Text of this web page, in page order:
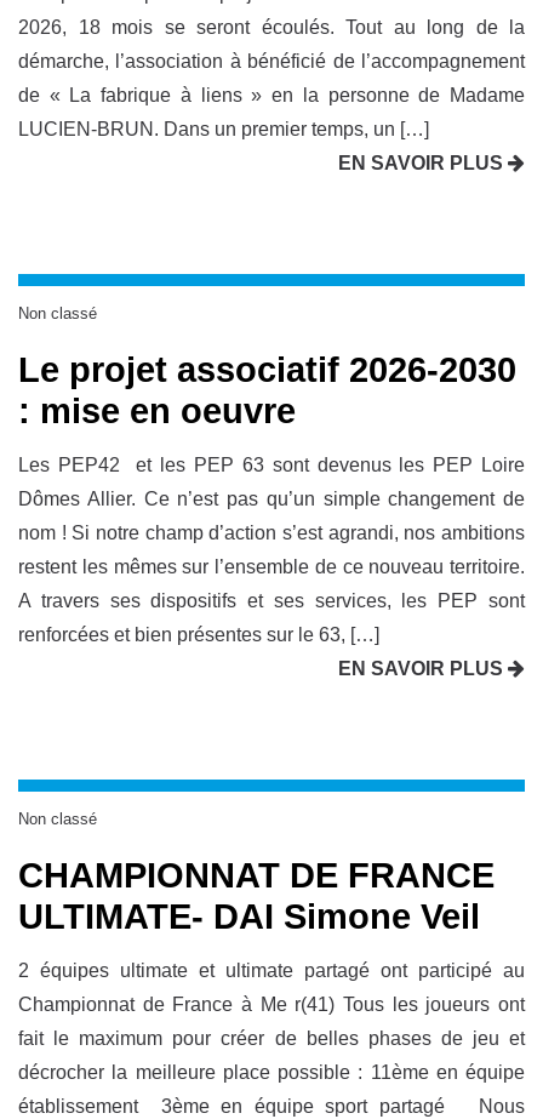
2026, 18 mois se seront écoulés. Tout au long de la
démarche, l’association à bénéficié de l’accompagnement
de « La fabrique à liens » en la personne de Madame
LUCIEN-BRUN. Dans un premier temps, un […]
EN SAVOIR PLUS
Non classé
Le projet associatif 2026-2030
: mise en oeuvre
Les PEP42 et les PEP 63 sont devenus les PEP Loire
Dômes Allier. Ce n’est pas qu’un simple changement de
nom ! Si notre champ d’action s’est agrandi, nos ambitions
restent les mêmes sur l’ensemble de ce nouveau territoire.
A travers ses dispositifs et ses services, les PEP sont
renforcées et bien présentes sur le 63, […]
EN SAVOIR PLUS
Non classé
CHAMPIONNAT DE FRANCE
ULTIMATE- DAI Simone Veil
2 équipes ultimate et ultimate partagé ont participé au
Championnat de France à Me r(41) Tous les joueurs ont
fait le maximum pour créer de belles phases de jeu et
décrocher la meilleure place possible : 11ème en équipe
établissement 3ème en équipe sport partagé Nous